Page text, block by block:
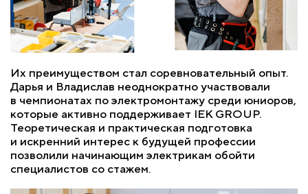
Их преимуществом стал соревновательный опыт.
Дарья и Владислав неоднократно участвовали
в чемпионатах по электромонтажу среди юниоров,
которые активно поддерживает IEK GROUP.
Теоретическая и практическая подготовка
и искренний интерес к будущей профессии
позволили начинающим электрикам обойти
специалистов со стажем.